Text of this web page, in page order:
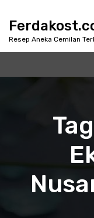
Resep Aneka Cemilan